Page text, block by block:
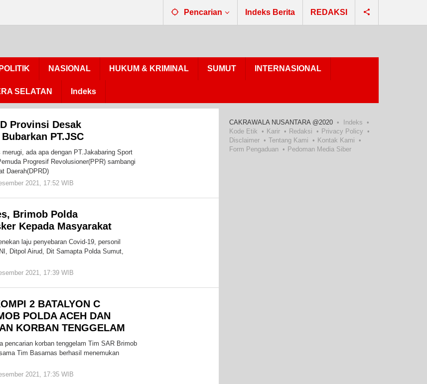
Pencarian Indeks Berita REDAKSI
POLITIK NASIONAL HUKUM & KRIMINAL SUMUT INTERNASIONAL
SELATAN Indeks
Provinsi Desak
PT.JSC
ada apa dengan PT.Jakabaring Sport
Progresif Revolusioner(PPR) sambangi
Daerah(DPRD)
2021, 17:52 WIB
Brimob Polda
Kepada Masyarakat
laju penyebaran Covid-19, personil
Ditpol Airud, Dit Samapta Polda Sumut,
2021, 17:39 WIB
2 BATALYON C
POLDA ACEH DAN
KORBAN TENGGELAM
pencarian korban tenggelam Tim SAR Brimob
Tim Basarnas berhasil menemukan
2021, 17:35 WIB
CAKRAWALA NUSANTARA @2020
Indeks
Kode Etik
Karir Redaksi
Privacy Policy
Disclaimer
Tentang Kami
Kontak Kami
Form Pengaduan
Pedoman Media Siber